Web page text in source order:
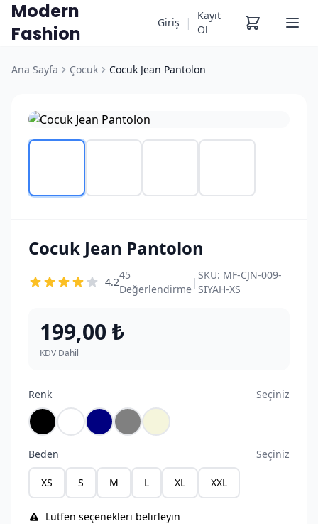
Modern
Fashion
Giriş |
Kayıt
Ol
Ana Sayfa Çocuk Cocuk Jean Pantolon
Cocuk Jean Pantolon
4.2
45
Değerlendirme | SKU: MF-CJN-009-
SIYAH-XS
199,00 ₺
KDV Dahil
Renk Seçiniz
Siyah Beyaz Lacivert
Gri Bej
Beden Seçiniz
XS S M L XL XXL
Lütfen seçenekleri belirleyin